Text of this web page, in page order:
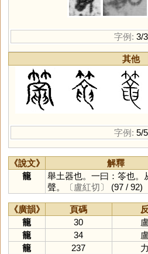
字例: 3/3
其他
字例: 5/5
《說文》 解釋
籠
舉土器也。一曰：笭也。
聲。
〔盧紅切〕 (97 / 92)
《廣韻》 頁碼
籠
30
籠
34
籠
237